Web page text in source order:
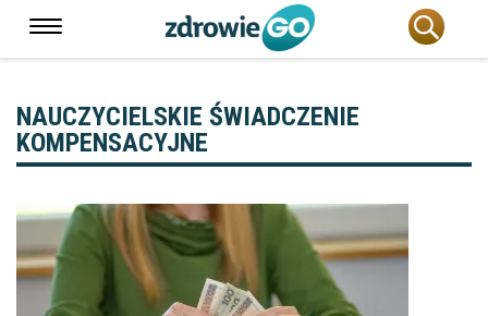
NAUCZYCIELSKIE ŚWIADCZENIE
KOMPENSACYJNE